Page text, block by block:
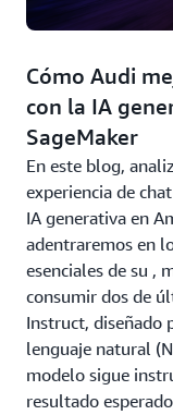
Cómo Audi
con la IA
SageMaker
En este blog,
experiencia de
IA generativa en
adentraremos en
esenciales de su ,
consumir dos de
Instruct, diseñado
lenguaje natural
modelo sigue
resultado